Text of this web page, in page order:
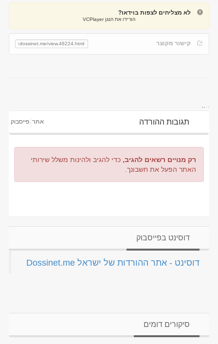
לא מצליחים לצפות בוידאו?
הורידו את הנגן VCPlayer
קישור מקוצר
תגובות ההורדה אתר פייסבוק
רק מנויים רשאים להגיב, כדי להגיב ולהינות משלל שירותי
האתר הפעל את חשבונך.
דוסינט בפייסבוק
‏דוסינט - אתר ההורדות של ישראל Dossinet.me‏
סיקורים דומים